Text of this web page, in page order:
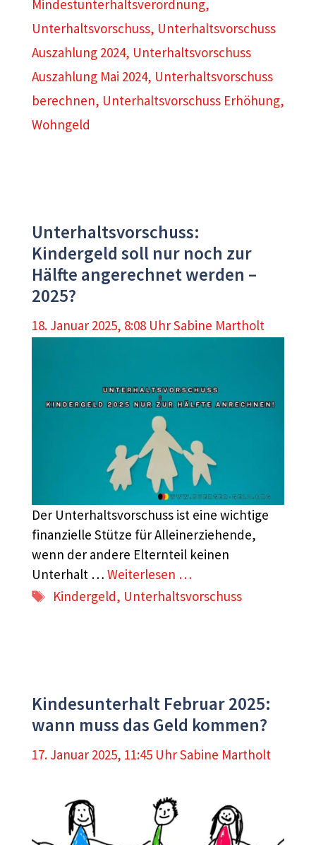
Mindestunterhaltsverordnung,
Unterhaltsvorschuss, Unterhaltsvorschuss
Auszahlung 2024, Unterhaltsvorschuss
Auszahlung Mai 2024, Unterhaltsvorschuss
berechnen, Unterhaltsvorschuss Erhöhung,
Wohngeld
Unterhaltsvorschuss:
Kindergeld soll nur noch zur
Hälfte angerechnet werden –
2025?
18. Januar 2025, 8:08 UhrSabine Martholt
Der Unterhaltsvorschuss ist eine wichtige
finanzielle Stütze für Alleinerziehende,
wenn der andere Elternteil keinen
Unterhalt … Weiterlesen …
Schlagwörter
Kindergeld, Unterhaltsvorschuss
Kindesunterhalt Februar 2025:
wann muss das Geld kommen?
17. Januar 2025, 11:45 UhrSabine Martholt